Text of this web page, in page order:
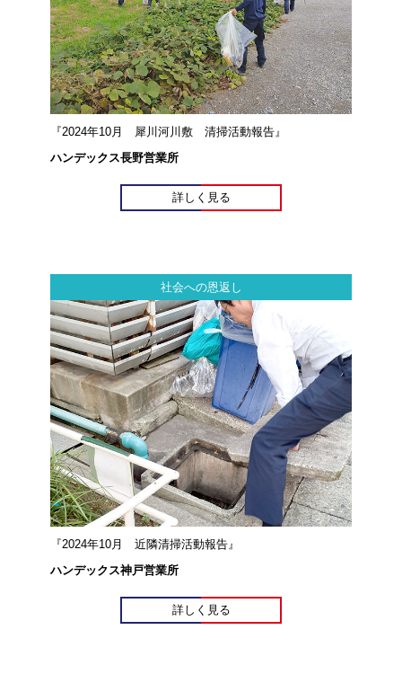
『2024年10月 犀川河川敷 清掃活動報告』
ハンデックス長野営業所
詳しく見る
社会への恩返し
『2024年10月 近隣清掃活動報告』
ハンデックス神戸営業所
詳しく見る